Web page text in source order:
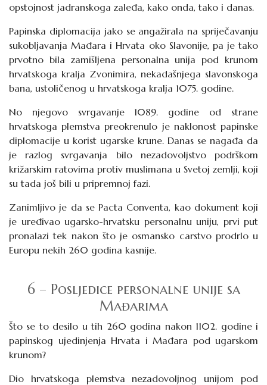
opstojnost jadranskoga zaleđa, kako onda, tako i danas.
Papinska diplomacija jako se angažirala na spriječavanju
sukobljavanja Mađara i Hrvata oko Slavonije, pa je tako
prvotno bila zamišljena personalna unija pod krunom
hrvatskoga kralja Zvonimira, nekadašnjega slavonskoga
bana, ustoličenog u hrvatskoga kralja 1075. godine.
No njegovo svrgavanje 1089. godine od strane
hrvatskoga plemstva preokrenulo je naklonost papinske
diplomacije u korist ugarske krune. Danas se nagađa da
je razlog svrgavanja bilo nezadovoljstvo podrškom
križarskim ratovima protiv muslimana u Svetoj zemlji, koji
su tada još bili u pripremnoj fazi.
Zanimljivo je da se Pacta Conventa, kao dokument koji
je uređivao ugarsko-hrvatsku personalnu uniju, prvi put
pronalazi tek nakon što je osmansko carstvo prodrlo u
Europu nekih 260 godina kasnije.
6 – Posljedice personalne unije sa
Mađarima
Što se to desilo u tih 260 godina nakon 1102. godine i
papinskog ujedinjenja Hrvata i Mađara pod ugarskom
krunom?
Dio hrvatskoga plemstva nezadovoljnog unijom pod